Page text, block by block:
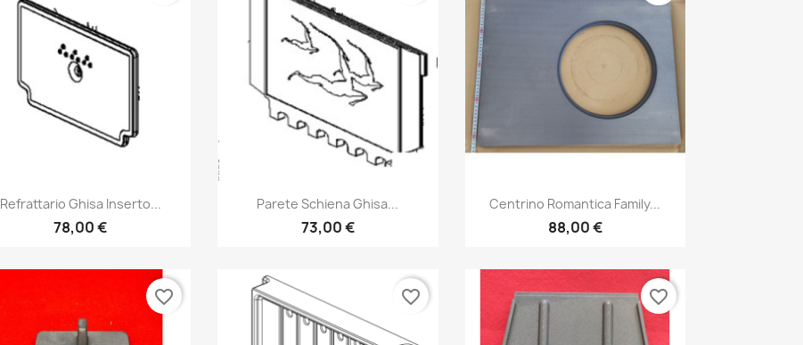
Anteprima
Refrattario Ghisa Inserto...
78,00 €
 Anteprima
Parete Schiena Ghisa...
73,00 €
 Anteprima
Centrino Romantica Family...
88,00 €
favorite_border favorite_border favorite_border